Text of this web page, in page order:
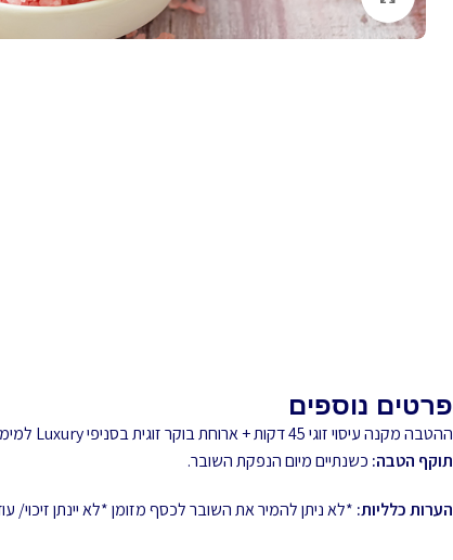
פרטים נוספים
ההטבה מקנה עיסוי זוגי 45 דקות + ארוחת בוקר זוגית בסניפי Luxury למימוש באחד מהמלונות הבאים:
תוקף הטבה: כשנתיים מיום הנפקת השובר.
הערות כלליות: *לא ניתן להמיר את השובר לכסף מזומן *לא יינתן